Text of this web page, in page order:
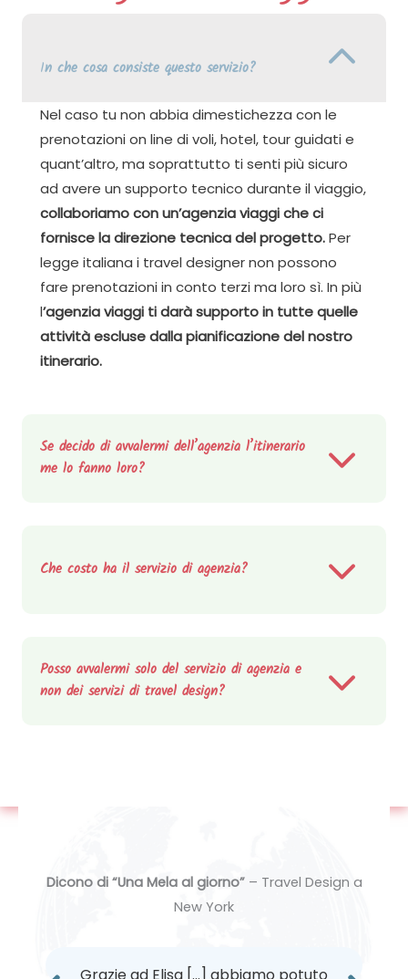
In che cosa consiste questo servizio?
Nel caso tu non abbia dimestichezza con le
prenotazioni on line di voli, hotel, tour guidati e
quant’altro, ma soprattutto ti senti più sicuro
ad avere un supporto tecnico durante il viaggio,
collaboriamo con un’agenzia viaggi che ci
fornisce la direzione tecnica del progetto.Per
legge italiana i travel designer non possono
fare prenotazioni in conto terzi ma loro sì. In più
l’agenzia viaggi ti darà supporto in tutte quelle
attività escluse dalla pianificazione del nostro
itinerario.
Se decido di avvalermi dell’agenzia l’itinerario
me lo fanno loro?
Che costo ha il servizio di agenzia?
Posso avvalermi solo del servizio di agenzia e
non dei servizi di travel design?
Dicono di “Una Mela al giorno”– Travel Design a
New York
Grazie ad Elisa […] abbiamo potuto